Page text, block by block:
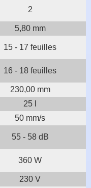
2
5,80 mm
15 - 17 feuilles
16 - 18 feuilles
230,00 mm
25 l
50 mm/s
55 - 58 dB
360 W
230 V